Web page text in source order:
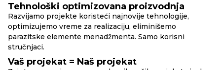
Tehnološki optimizovana proizvodnja
Razvijamo projekte koristeći najnovije tehnologije,
optimizujemo vreme za realizaciju, eliminišemo
parazitske elemente menadžmenta. Samo korisni
stručnjaci.
Vaš projekat = Naš projekat